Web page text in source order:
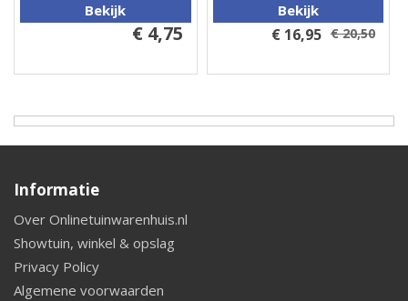
Bekijk
€ 4,75
Bekijk
€ 16,95 € 20,50
Informatie
Over Onlinetuinwarenhuis.nl
Showtuin, winkel & opslag
Privacy Policy
Algemene voorwaarden